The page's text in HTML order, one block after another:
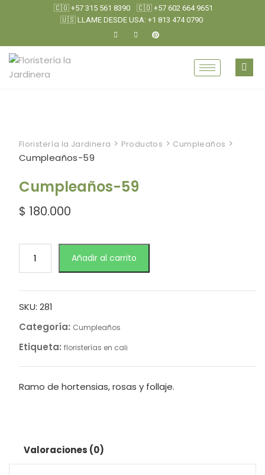
🇨🇴 +57 315 561 8390
🇨🇴 +57 602 664 9651
🇺🇸 LLAME DESDE USA: +1 813 474 0790
Floristería la Jardinera > Productos > Cumpleaños >
Cumpleaños-59
Cumpleaños-59
$ 180.000
Añadir al carrito
SKU: 281
Categoría: Cumpleaños
Etiqueta: floristerías en cali
Ramo de hortensias, rosas y follaje.
Valoraciones (0)